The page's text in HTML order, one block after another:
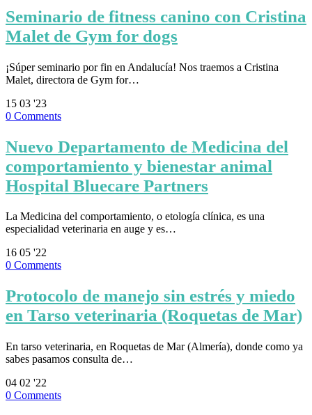
Seminario de fitness canino con Cristina
Malet de Gym for dogs
¡Súper seminario por fin en Andalucía! Nos traemos a Cristina
Malet, directora de Gym for…
15 03 '23
0 Comments
Nuevo Departamento de Medicina del
comportamiento y bienestar animal
Hospital Bluecare Partners
La Medicina del comportamiento, o etología clínica, es una
especialidad veterinaria en auge y es…
16 05 '22
0 Comments
Protocolo de manejo sin estrés y miedo
en Tarso veterinaria (Roquetas de Mar)
En tarso veterinaria, en Roquetas de Mar (Almería), donde como ya
sabes pasamos consulta de…
04 02 '22
0 Comments